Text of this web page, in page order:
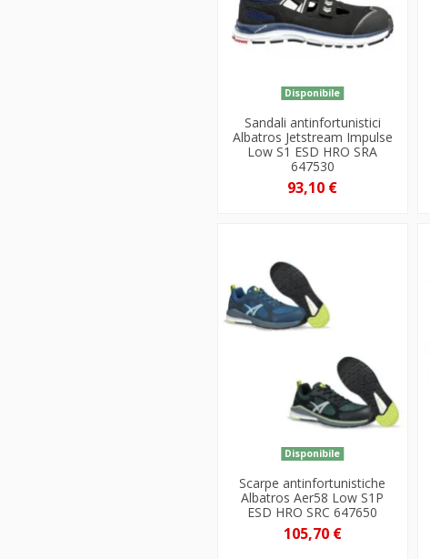
Disponibile
Sandali antinfortunistici
Albatros Jetstream Impulse
Low S1 ESD HRO SRA
647530
93,10 €
Disponibile
Scarpe antinfortunistiche
Albatros Aer58 Low S1P
ESD HRO SRC 647650
105,70 €